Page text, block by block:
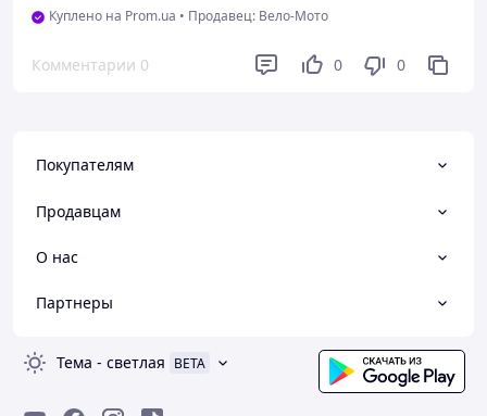
Куплено на Prom.ua • Продавец: Вело-Мото
Комментарии 0 0 0
Покупателям
Продавцам
О нас
Партнеры
Тема - светлая BETA